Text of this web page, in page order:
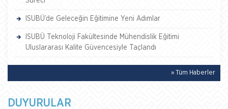
ISUBÜ’de Geleceğin Eğitimine Yeni Adımlar
ISUBÜ Teknoloji Fakültesinde Mühendislik Eğitimi
Uluslararası Kalite Güvencesiyle Taçlandı
» Tüm Haberler
DUYURULAR